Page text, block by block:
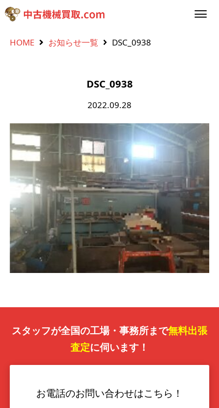
HOME お知らせ一覧 DSC_0938
DSC_0938
2022.09.28
スタッフが全国の工場・事務所まで無料出張
査定に伺います！
お電話のお問い合わせはこちら！